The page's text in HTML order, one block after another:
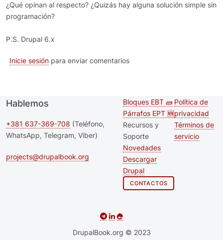
¿Qué opinan al respecto? ¿Quizás hay alguna solución simple sin
programación?
P.S. Drupal 6.x
Inicie sesión para enviar comentarios
Hablemos
+381 637-369-708 (Teléfono,
WhatsApp, Telegram, Viber)
projects@drupalbook.org
Second
footer
menu
Bloques EBT 🧱
Párrafos EPT 🆕
Recursos y
Soporte
Novedades
Descargar
Drupal
CONTACTOS
Footer
Política de
privacidad
Términos de
servicio
DrupalBook.org © 2023